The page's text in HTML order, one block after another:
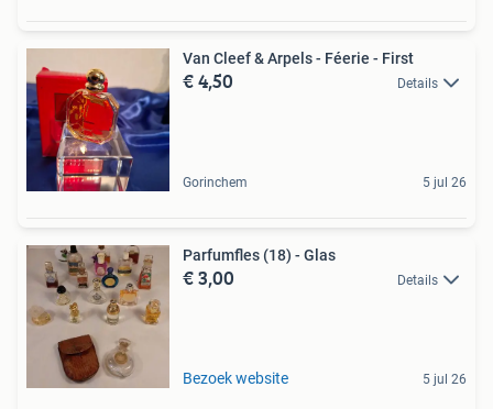
Van Cleef & Arpels - Féerie - First
€ 4,50 Details
Gorinchem 5 jul 26
Parfumfles (18) - Glas
€ 3,00 Details
Bezoek website 5 jul 26